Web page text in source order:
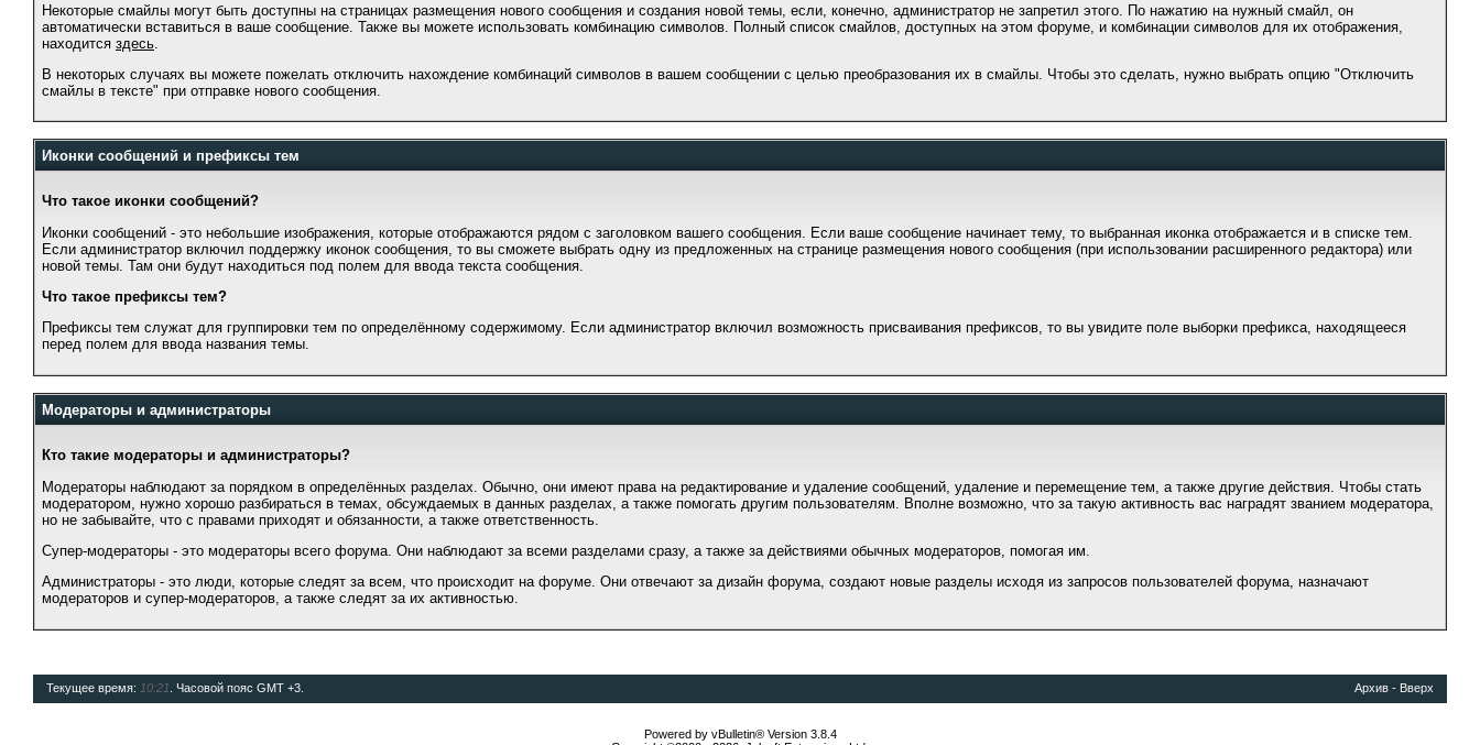
Некоторые смайлы могут быть доступны на страницах размещения нового сообщения и создания новой темы, если, конечно, администратор не запретил этого. По нажатию на нужный смайл, он
автоматически вставиться в ваше сообщение. Также вы можете использовать комбинацию символов. Полный список смайлов, доступных на этом форуме, и комбинации символов для их отображения,
находится здесь
В некоторых случаях вы можете пожелать отключить нахождение комбинаций символов в вашем сообщении с целью преобразования их в смайлы. Чтобы это сделать, нужно выбрать опцию "Отключить
смайлы в тексте" при отправке нового сообщения.
Иконки сообщений и префиксы тем
Что такое иконки сообщений?
Иконки сообщений - это небольшие изображения, которые отображаются рядом с заголовком вашего сообщения. Если ваше сообщение начинает тему, то выбранная иконка отображается и в списке тем.
Если администратор включил поддержку иконок сообщения, то вы сможете выбрать одну из предложенных на странице размещения нового сообщения (при использовании расширенного редактора) или
новой темы. Там они будут находиться под полем для ввода текста сообщения.
Что такое префиксы тем?
Префиксы тем служат для группировки тем по определённому содержимому. Если администратор включил возможность присваивания префиксов, то вы увидите поле выборки префикса, находящееся
перед полем для ввода названия темы.
Модераторы и администраторы
Кто такие модераторы и администраторы?
Модераторы наблюдают за порядком в определённых разделах. Обычно, они имеют права на редактирование и удаление сообщений, удаление и перемещение тем, а также другие действия. Чтобы стать
модератором, нужно хорошо разбираться в темах, обсуждаемых в данных разделах, а также помогать другим пользователям. Вполне возможно, что за такую активность вас наградят званием модератора,
но не забывайте, что с правами приходят и обязанности, а также ответственность.
Супер-модераторы - это модераторы всего форума. Они наблюдают за всеми разделами сразу, а также за действиями обычных модераторов, помогая им.
Администраторы - это люди, которые следят за всем, что происходит на форуме. Они отвечают за дизайн форума, создают новые разделы исходя из запросов пользователей форума, назначают
модераторов и супер-модераторов, а также следят за их активностью.
Текущее время: 10:21 . Часовой пояс GMT +3. Архив - Вверх
Powered by vBulletin® Version 3.8.4